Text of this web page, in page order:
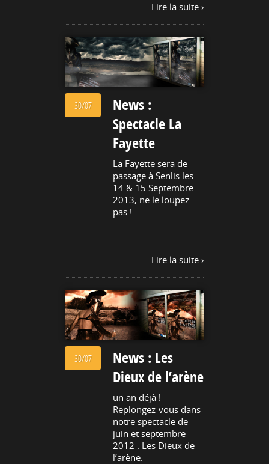
Lire la suite ›
30/07
News :
Spectacle La
Fayette
La Fayette sera de
passage à Senlis les
14 & 15 Septembre
2013, ne le loupez
pas !
Lire la suite ›
30/07
News : Les
Dieux de l’arène
un an déjà !
Replongez-vous dans
notre spectacle de
juin et septembre
2012 : Les Dieux de
l’arène.